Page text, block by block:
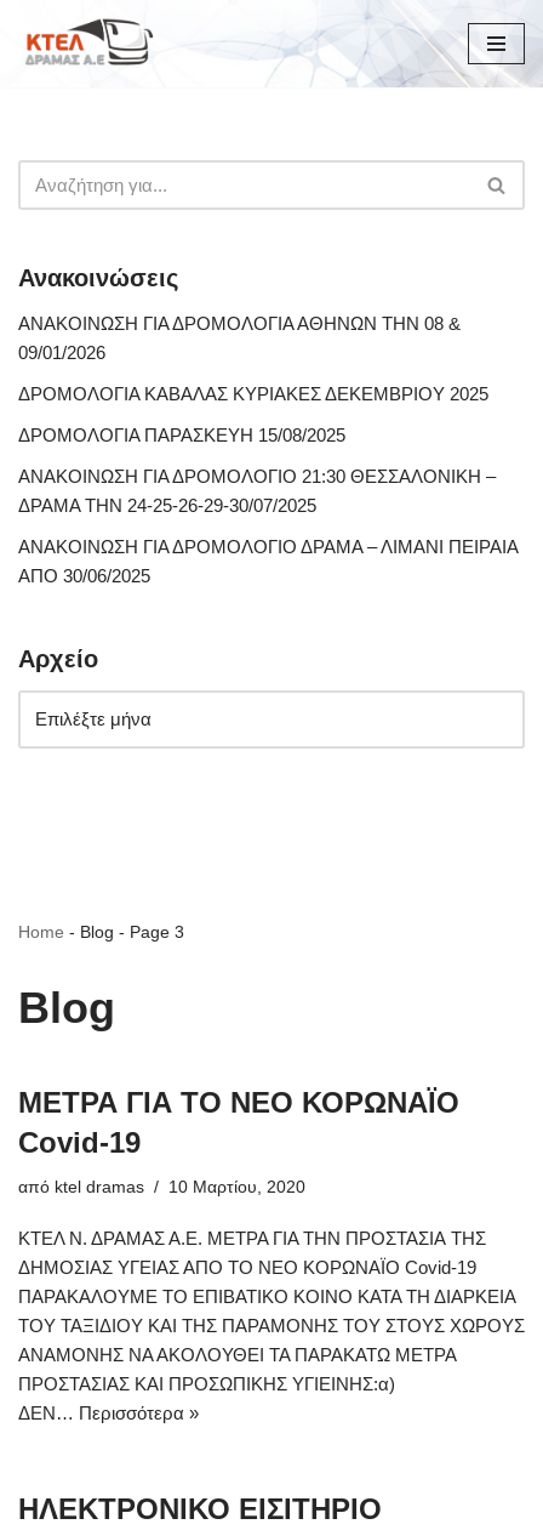
Μεταπηδήστε
Ανακοινώσεις
ΑΝΑΚΟΙΝΩΣΗ ΓΙΑ ΔΡΟΜΟΛΟΓΙΑ ΑΘΗΝΩΝ ΤΗΝ 08 &
09/01/2026
ΔΡΟΜΟΛΟΓΙΑ ΚΑΒΑΛΑΣ ΚΥΡΙΑΚΕΣ ΔΕΚΕΜΒΡΙΟΥ 2025
ΔΡΟΜΟΛΟΓΙΑ ΠΑΡΑΣΚΕΥΗ 15/08/2025
ΑΝΑΚΟΙΝΩΣΗ ΓΙΑ ΔΡΟΜΟΛΟΓΙΟ 21:30 ΘΕΣΣΑΛΟΝΙΚΗ –
ΔΡΑΜΑ ΤΗΝ 24-25-26-29-30/07/2025
ΑΝΑΚΟΙΝΩΣΗ ΓΙΑ ΔΡΟΜΟΛΟΓΙΟ ΔΡΑΜΑ – ΛΙΜΑΝΙ ΠΕΙΡΑΙΑ
ΑΠΟ 30/06/2025
Αρχείο
Home - Blog - Page 3
Blog
ΜΕΤΡΑ ΓΙΑ ΤΟ ΝΕΟ ΚΟΡΩΝΑΪΟ
Covid-19
από ktel dramas 10 Μαρτίου, 2020
ΚΤΕΛ Ν. ΔΡΑΜΑΣ Α.Ε. ΜΕΤΡΑ ΓΙΑ ΤΗΝ ΠΡΟΣΤΑΣΙΑ ΤΗΣ
ΔΗΜΟΣΙΑΣ ΥΓΕΙΑΣ ΑΠΟ ΤΟ ΝΕΟ ΚΟΡΩΝΑΪΟ Covid-19
ΠΑΡΑΚΑΛΟΥΜΕ ΤΟ ΕΠΙΒΑΤΙΚΟ ΚΟΙΝΟ ΚΑΤΑ ΤΗ ΔΙΑΡΚΕΙΑ
ΤΟΥ ΤΑΞΙΔΙΟΥ ΚΑΙ ΤΗΣ ΠΑΡΑΜΟΝΗΣ ΤΟΥ ΣΤΟΥΣ ΧΩΡΟΥΣ
ΑΝΑΜΟΝΗΣ ΝΑ ΑΚΟΛΟΥΘΕΙ ΤΑ ΠΑΡΑΚΑΤΩ ΜΕΤΡΑ
ΠΡΟΣΤΑΣΙΑΣ ΚΑΙ ΠΡΟΣΩΠΙΚΗΣ ΥΓΙΕΙΝΗΣ:α)
ΔΕΝ… Περισσότερα »
ΗΛΕΚΤΡΟΝΙΚΟ ΕΙΣΙΤΗΡΙΟ